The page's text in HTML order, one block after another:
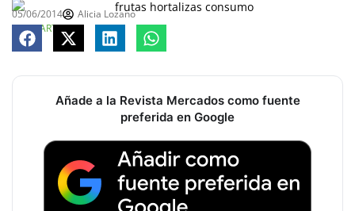
05/06/2014
Alicia Lozano
COMPARTE
Añade a la Revista Mercados como fuente
preferida en Google